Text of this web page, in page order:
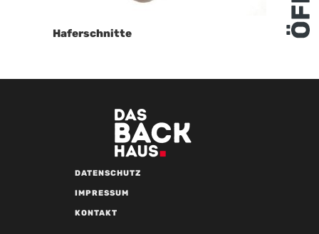
Haferschnitte
DATENSCHUTZ
IMPRESSUM
KONTAKT